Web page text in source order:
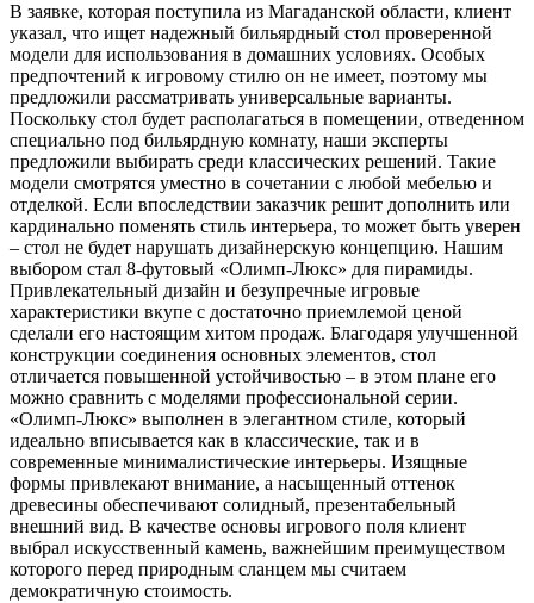
В заявке, которая поступила из Магаданской области, клиент
указал, что ищет надежный бильярдный стол проверенной
модели для использования в домашних условиях. Особых
предпочтений к игровому стилю он не имеет, поэтому мы
предложили рассматривать универсальные варианты.
Поскольку стол будет располагаться в помещении, отведенном
специально под бильярдную комнату, наши эксперты
предложили выбирать среди классических решений. Такие
модели смотрятся уместно в сочетании с любой мебелью и
отделкой. Если впоследствии заказчик решит дополнить или
кардинально поменять стиль интерьера, то может быть уверен
– стол не будет нарушать дизайнерскую концепцию. Нашим
выбором стал 8-футовый «Олимп-Люкс» для пирамиды.
Привлекательный дизайн и безупречные игровые
характеристики вкупе с достаточно приемлемой ценой
сделали его настоящим хитом продаж. Благодаря улучшенной
конструкции соединения основных элементов, стол
отличается повышенной устойчивостью – в этом плане его
можно сравнить с моделями профессиональной серии.
«Олимп-Люкс» выполнен в элегантном стиле, который
идеально вписывается как в классические, так и в
современные минималистические интерьеры. Изящные
формы привлекают внимание, а насыщенный оттенок
древесины обеспечивают солидный, презентабельный
внешний вид. В качестве основы игрового поля клиент
выбрал искусственный камень, важнейшим преимуществом
которого перед природным сланцем мы считаем
демократичную стоимость.